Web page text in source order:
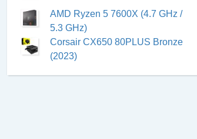
AMD Ryzen 5 7600X (4.7 GHz /
5.3 GHz)
Corsair CX650 80PLUS Bronze
(2023)